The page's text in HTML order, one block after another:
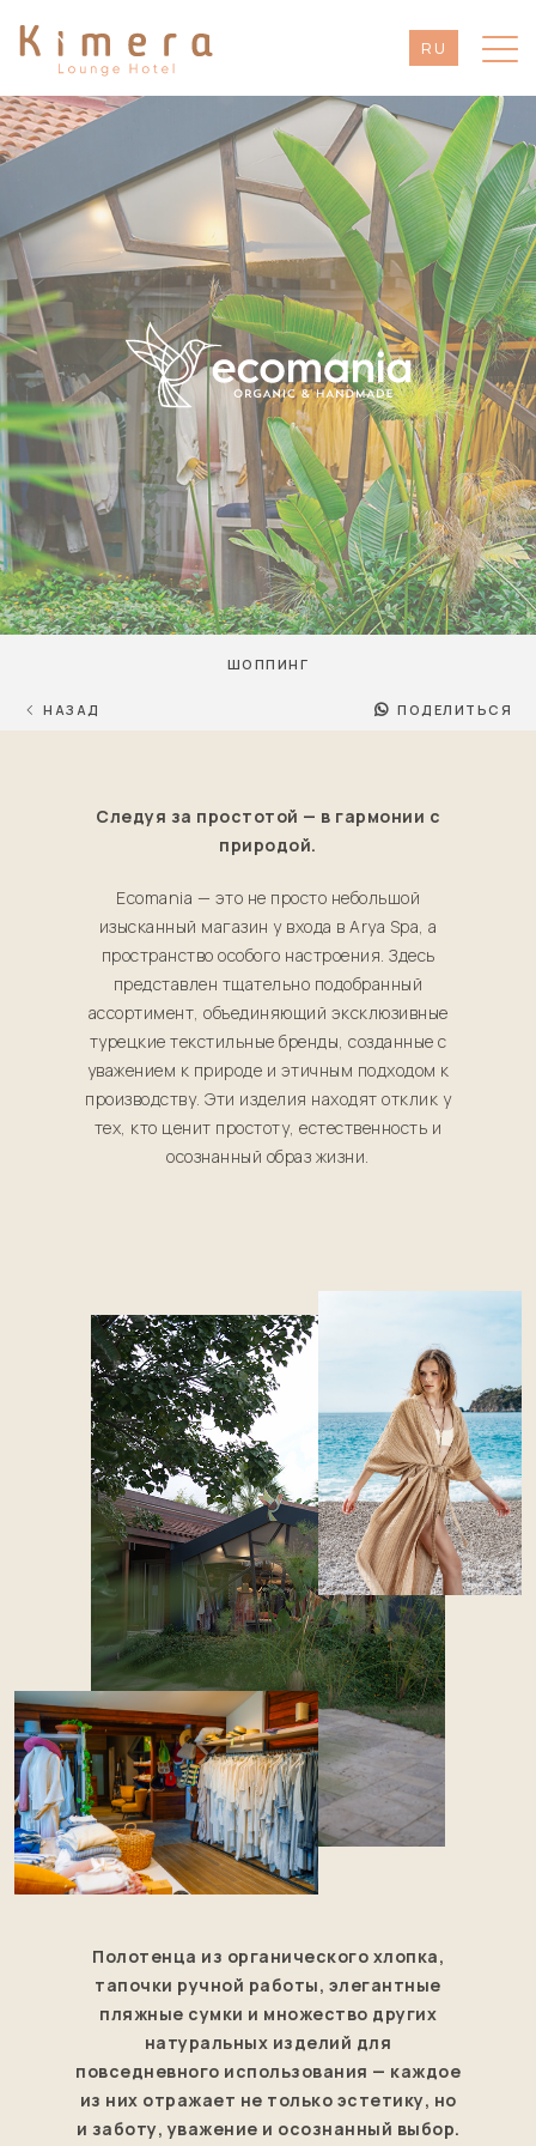
RU
TR
DE
НАЗАД
ШОППИНГ
ПОДЕЛИТЬСЯ
Следуя за простотой — в гармонии с
природой.
Ecomania — это не просто небольшой
изысканный магазин у входа в Arya Spa, а
пространство особого настроения. Здесь
представлен тщательно подобранный
ассортимент, объединяющий эксклюзивные
турецкие текстильные бренды, созданные с
уважением к природе и этичным подходом к
производству. Эти изделия находят отклик у
тех, кто ценит простоту, естественность и
осознанный образ жизни.
Полотенца из органического хлопка,
тапочки ручной работы, элегантные
пляжные сумки и множество других
натуральных изделий для
повседневного использования — каждое
из них отражает не только эстетику, но
и заботу, уважение и осознанный выбор.